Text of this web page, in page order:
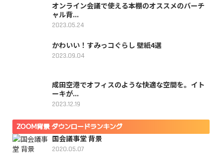
オンライン会議で使える本棚のオススメのバーチ
ャル背...
2023.05.24
かわいい！すみっコぐらし 壁紙4選
2023.09.04
成田空港でオフィスのような快適な空間を。イト
ーキが...
2023.12.19
ZOOM背景 ダウンロードランキング
国会議事堂 背景
2020.05.07